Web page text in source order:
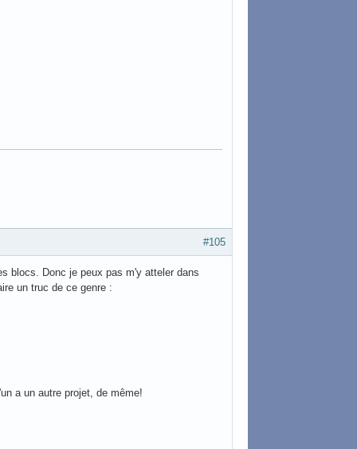
#105
blocs. Donc je peux pas m'y atteler dans
un truc de ce genre :
a un autre projet, de même!